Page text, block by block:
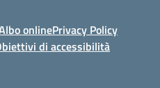
onlinePrivacy Policy
di accessibilità